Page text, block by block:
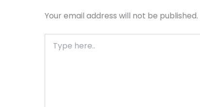
Your email address will not be published.
here..